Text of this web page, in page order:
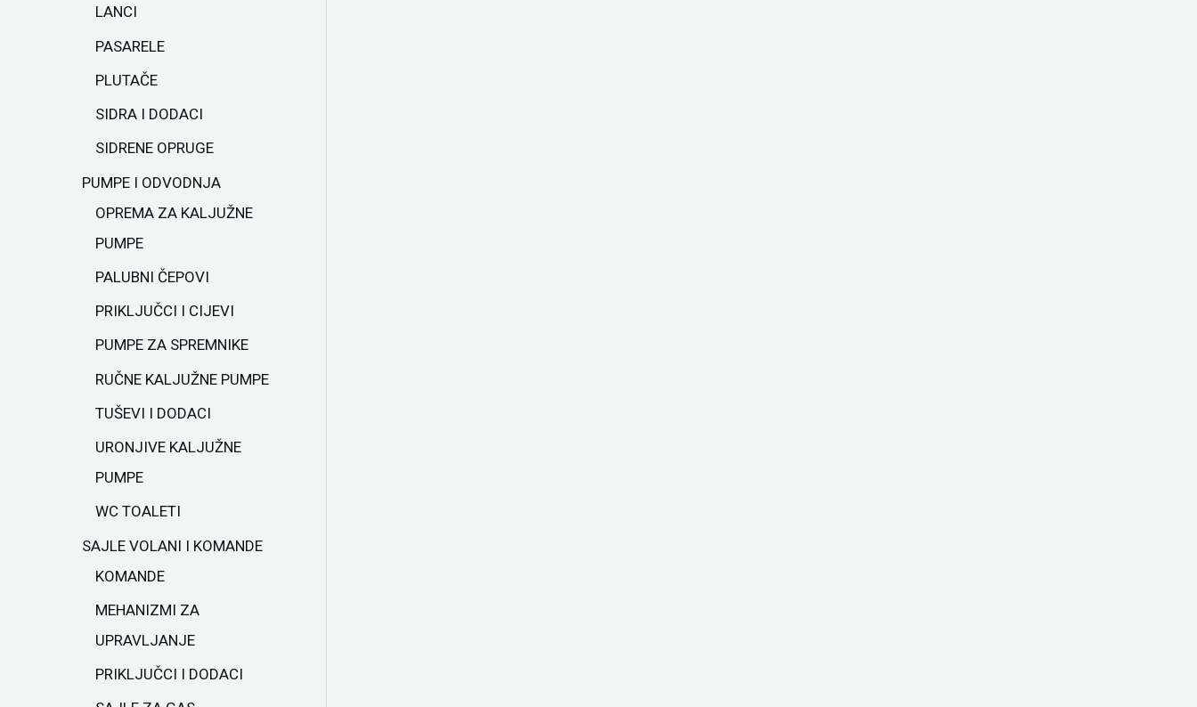
LANCI
PASARELE
PLUTAČE
SIDRA I DODACI
SIDRENE OPRUGE
PUMPE I ODVODNJA
OPREMA ZA KALJUŽNE
PUMPE
PALUBNI ČEPOVI
PRIKLJUČCI I CIJEVI
PUMPE ZA SPREMNIKE
RUČNE KALJUŽNE PUMPE
TUŠEVI I DODACI
URONJIVE KALJUŽNE
PUMPE
WC TOALETI
SAJLE VOLANI I KOMANDE
KOMANDE
MEHANIZMI ZA
UPRAVLJANJE
PRIKLJUČCI I DODACI